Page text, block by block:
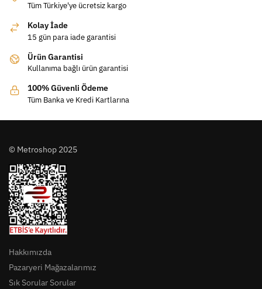
Tüm Türkiye'ye ücretsiz kargo
Kolay İade
15 gün para iade garantisi
Ürün Garantisi
Kullanıma bağlı ürün garantisi
100% Güvenli Ödeme
Tüm Banka ve Kredi Kartlarına
© Metroshop 2025
Hakkımızda
Pazaryeri Mağazalarımız
Sık Sorular Sorular